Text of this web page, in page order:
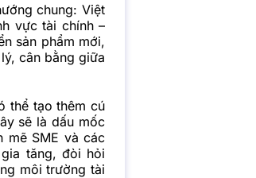
chung: Việt
vực tài chính –
sản phẩm mới,
cân bằng giữa
thể tạo thêm cú
sẽ là dấu mốc
mẽ SME và các
tăng, đòi hỏi
môi trường tài